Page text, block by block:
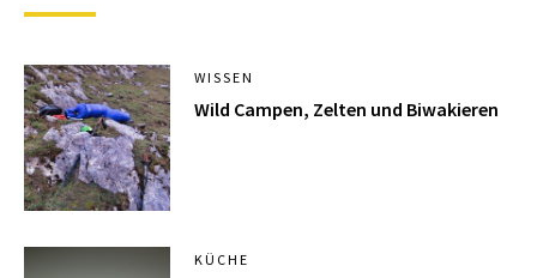
WISSEN
Wild Campen, Zelten und Biwakieren
KÜCHE